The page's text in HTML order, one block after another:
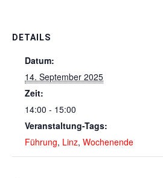
DETAILS
Datum:
14. September 2025
Zeit:
14:00 - 15:00
Veranstaltung-Tags:
Führung, Linz, Wochenende